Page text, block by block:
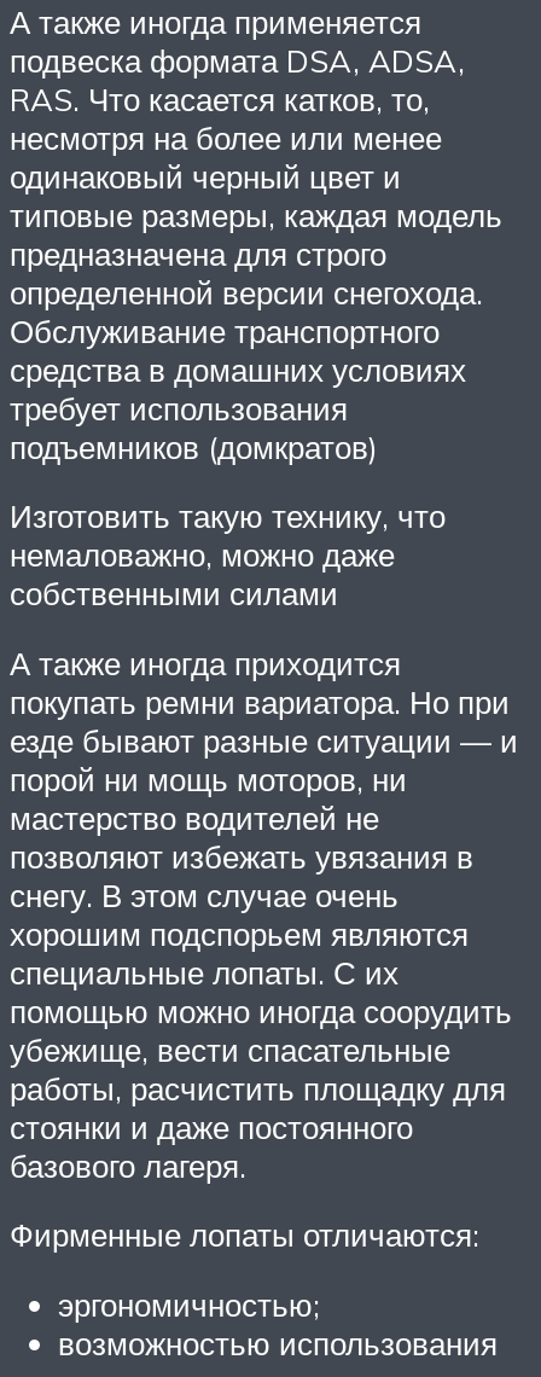
А также иногда применяется
подвеска формата DSA, ADSA,
RAS. Что касается катков, то,
несмотря на более или менее
одинаковый черный цвет и
типовые размеры, каждая модель
предназначена для строго
определенной версии снегохода.
Обслуживание транспортного
средства в домашних условиях
требует использования
подъемников (домкратов)
Изготовить такую технику, что
немаловажно, можно даже
собственными силами
А также иногда приходится
покупать ремни вариатора. Но при
езде бывают разные ситуации — и
порой ни мощь моторов, ни
мастерство водителей не
позволяют избежать увязания в
снегу. В этом случае очень
хорошим подспорьем являются
специальные лопаты. С их
помощью можно иногда соорудить
убежище, вести спасательные
работы, расчистить площадку для
стоянки и даже постоянного
базового лагеря.
Фирменные лопаты отличаются:
эргономичностью;
возможностью использования